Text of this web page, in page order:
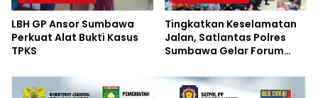
LBH GP Ansor Sumbawa
Perkuat Alat Bukti Kasus
TPKS
Tingkatkan Keselamatan
Jalan, Satlantas Polres
Sumbawa Gelar Forum
Bagikan Bansos